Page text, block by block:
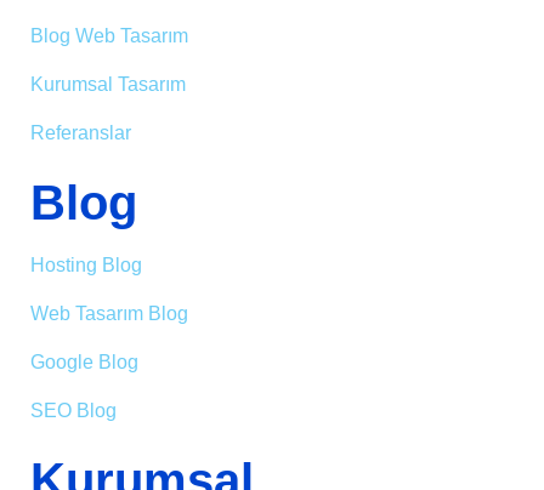
Blog Web Tasarım
Kurumsal Tasarım
Referanslar
Blog
Hosting Blog
Web Tasarım Blog
Google Blog
SEO Blog